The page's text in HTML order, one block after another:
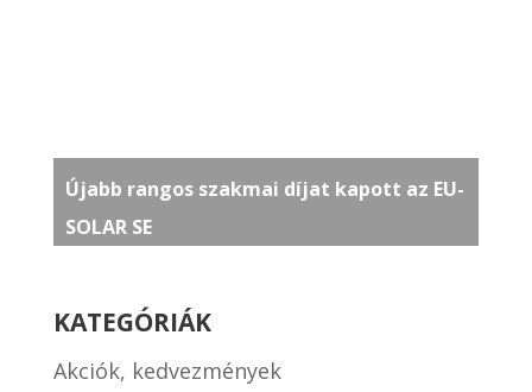
Újabb rangos szakmai díjat kapott az EU-
SOLAR SE
KATEGÓRIÁK
Akciók, kedvezmények